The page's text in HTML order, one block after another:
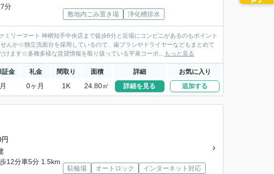
分
敷地内ごみ置き場 浄化槽排水
リーマート 神栖知手中央店まで徒歩6分と近場にコンビニがあるのもポイント
んか☆独立洗面台を採用しているので、歯ブラシやドライヤーなどもまとめて
ます☆多種多様な賃貸情報を取り扱っている平泉コーポ... もっと見る
証金 礼金 間取り 面積 詳細 お気に入り
0ヶ月 1K 24.80㎡ 詳細を見る 追加する
12分車5分 1.5km
駐輪場 オートロック
インターネット対応